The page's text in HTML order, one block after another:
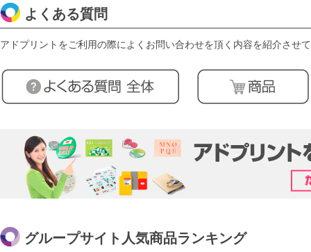
よくある質問
アドプリントをご利用の際によくお問い合わせを頂く内容を紹介させ
グループサイト人気商品ランキング